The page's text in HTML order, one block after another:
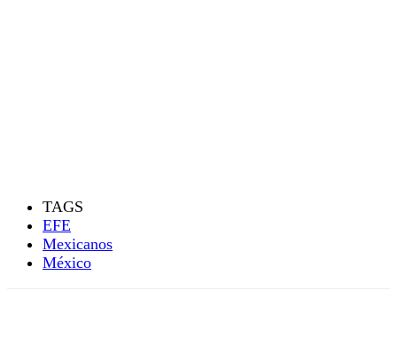
TAGS
EFE
Mexicanos
México